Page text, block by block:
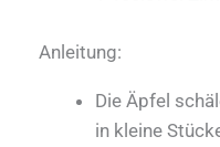
Anleitung:
Die Äpfel
in kleine